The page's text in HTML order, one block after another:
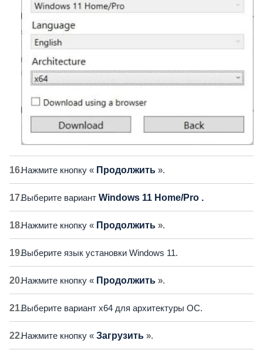
Нажмите кнопку « Продолжить ».
Выберите вариант Windows 11 Home/Pro .
Нажмите кнопку « Продолжить ».
Выберите язык установки Windows 11.
Нажмите кнопку « Продолжить ».
Выберите вариант x64 для архитектуры ОС.
Нажмите кнопку « Загрузить ».